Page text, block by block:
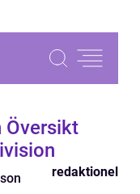
Översikt
redaktionel